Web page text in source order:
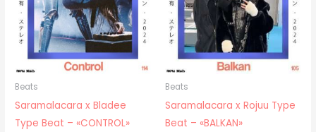
Beats
Saramalacara x Bladee
Type Beat – «CONTROL»
Beats
Saramalacara x Rojuu Type
Beat – «BALKAN»